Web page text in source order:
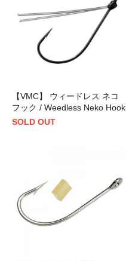
【VMC】 ウィードレス ネコ
フック / Weedless Neko Hook
SOLD OUT